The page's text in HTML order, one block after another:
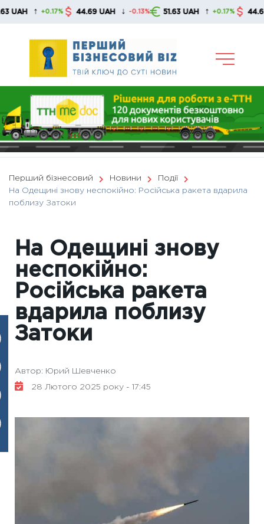
Skip
↑ +0.17% 44.69 UAH ↓ -0.13% 51.63 UAH ↑ +0.17% 44.69
Перший бізнесовий Новини
Події
На Одещині знову неспокійно: Російська ракета вдарила
поблизу Затоки
На Одещині знову
неспокійно:
Російська ракета
вдарила поблизу
Затоки
Автор: Юрий Шевченко
28 Лютого 2025 року - 17:45